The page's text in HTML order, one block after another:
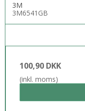
3M
3M6541GB
100,90 DKK
(inkl. moms)